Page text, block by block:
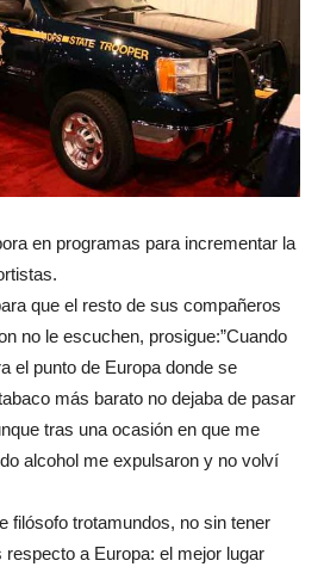
en programas para incrementar la
que el resto de sus compañeros
no le escuchen, prosigue:”Cuando
el punto de Europa donde se
más barato no dejaba de pasar
tras una ocasión en que me
alcohol me expulsaron y no volví
filósofo trotamundos, no sin tener
a Europa: el mejor lugar